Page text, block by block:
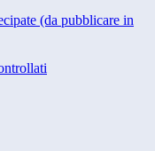
(da pubblicare in